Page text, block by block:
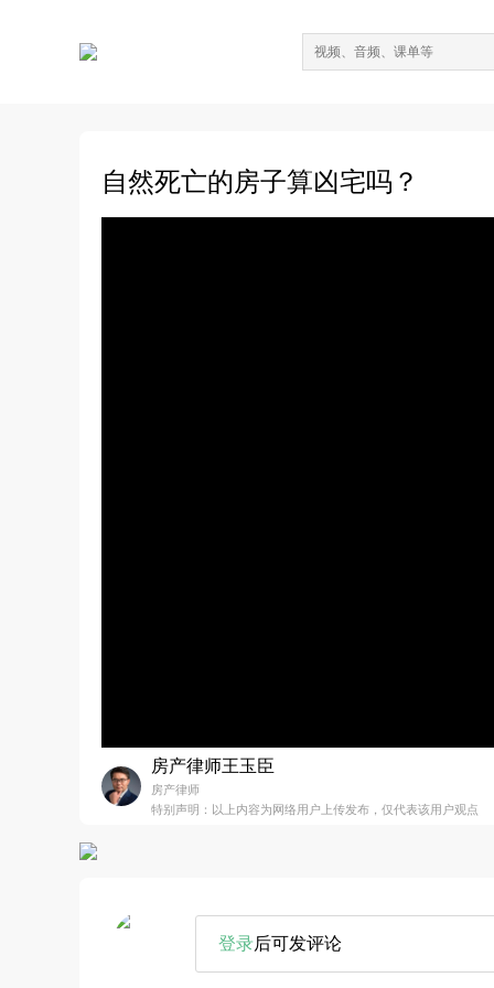
自然死亡的房子算凶宅吗？
房产律师王玉臣
房产律师
特别声明：以上内容为网络用户上传发布，仅代表该用户观点
登录后可发评论